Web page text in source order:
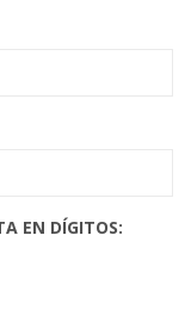
EN DÍGITOS: